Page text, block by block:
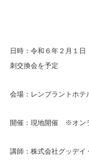
日時：令和６年２月１
刺交換会を予定
会場：レンブラントホテ
開催：現地開催 ※オン
講師：株式会社グッデイ